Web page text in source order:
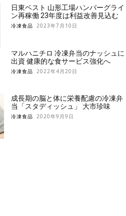
日東ベスト 山形工場ハンバーグライ
ン再稼働 23年度は利益改善見込む
冷凍食品 2023年7月10日
マルハニチロ 冷凍弁当のナッシュに
出資 健康的な食サービス強化へ
冷凍食品 2022年4月20日
成長期の脳と体に栄養配慮の冷凍弁
当「スタディッシュ」 大市珍味
冷凍食品 2020年9月9日